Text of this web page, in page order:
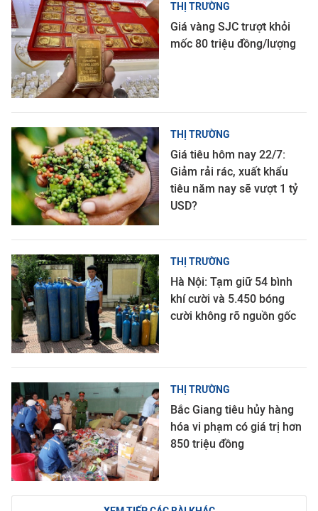
THỊ TRƯỜNG
Giá vàng SJC trượt khỏi
mốc 80 triệu đồng/lượng
THỊ TRƯỜNG
Giá tiêu hôm nay 22/7:
Giảm rải rác, xuất khẩu
tiêu năm nay sẽ vượt 1 tỷ
USD?
THỊ TRƯỜNG
Hà Nội: Tạm giữ 54 bình
khí cười và 5.450 bóng
cười không rõ nguồn gốc
THỊ TRƯỜNG
Bắc Giang tiêu hủy hàng
hóa vi phạm có giá trị hơn
850 triệu đồng